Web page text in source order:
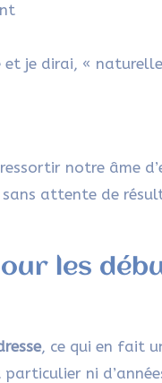
et je dirai, «
notre âme
attente de
les
, ce qui en fait
ni